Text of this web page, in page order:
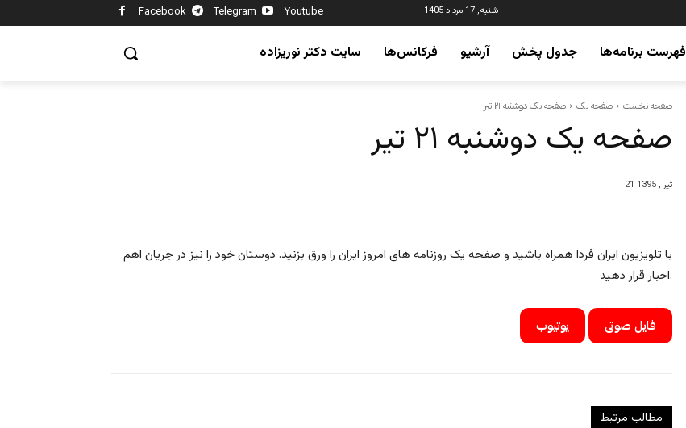
Facebook Telegram Youtube شنبه, 17 مرداد 1405
فهرست برنامه‌ها جدول پخش آرشیو فرکانس‌ها سایت دکتر نوریزاده
صفحه نخست صفحه یک صفحه یک دوشنبه ۲۱ تیر
صفحه یک دوشنبه ۲۱ تیر
21 تیر , 1395
با تلویزیون ایران فردا همراه باشید و صفحه یک روزنامه های امروز ایران را ورق بزنید. دوستان خود را نیز در جریان اهم
اخبار قرار دهید.
یوتیوب فایل صوتی
مطالب مرتبط